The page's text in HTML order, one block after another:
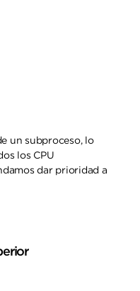
un subproceso, lo
los CPU
dar prioridad a